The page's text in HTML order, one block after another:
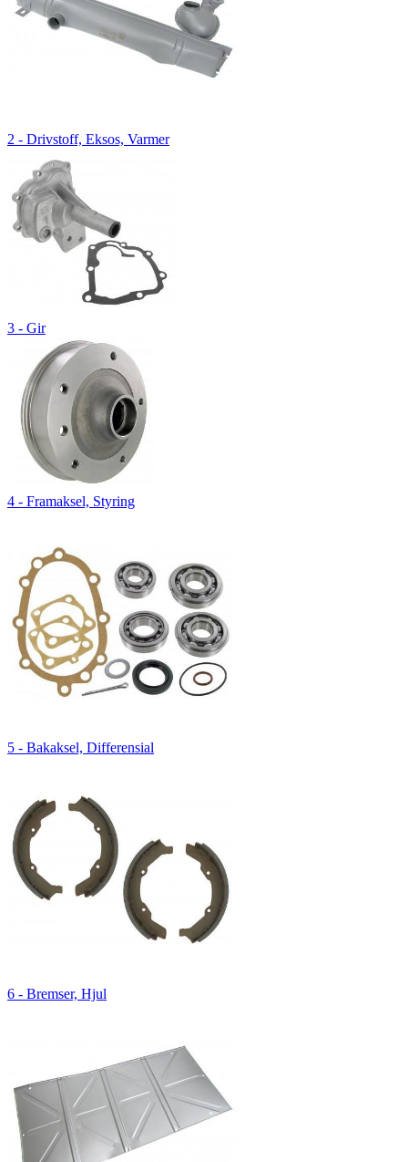
2 - Drivstoff, Eksos, Varmer
3 - Gir
4 - Framaksel, Styring
5 - Bakaksel, Differensial
6 - Bremser, Hjul